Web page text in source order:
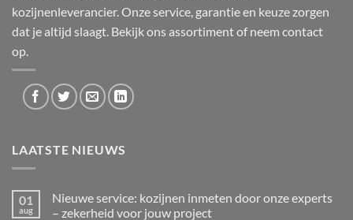
kozijnenleverancier. Onze service, garantie en keuze zorgen
dat je altijd slaagt. Bekijk onsassortimentof neem contact
op.
LAATSTE NIEUWS
01
aug
Nieuwe service: kozijnen inmeten door onze experts
– zekerheid voor jouw project